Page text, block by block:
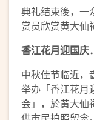
典礼结束後，一
赏员欣赏黄大仙
香江花月迎国庆
中秋佳节临近，
举办「香江花月
会」，於黄大仙